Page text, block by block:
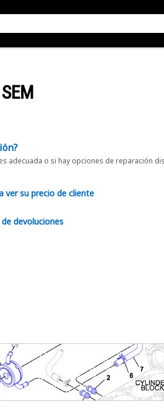
adecuada o si hay opciones de reparación
ver su precio de cliente
devoluciones